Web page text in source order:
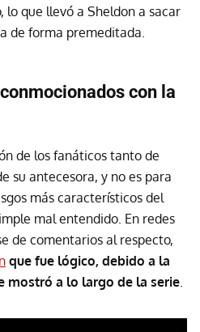
lo que llevó a Sheldon a sacar
de forma premeditada.
con la
de los fanáticos tanto de
su antecesora, y no es para
más característicos del
mal entendido. En redes
de comentarios al respecto,
que fue lógico, debido a la
mostró a lo largo de la serie.